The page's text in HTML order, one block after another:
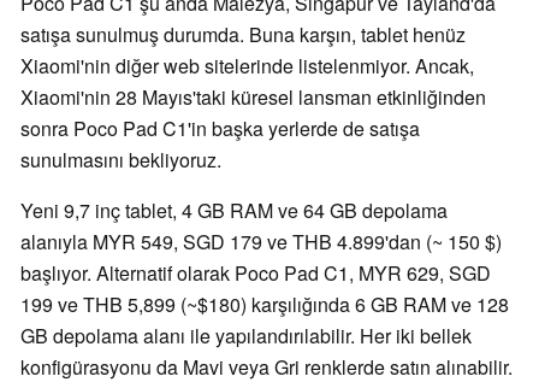
satışa sunulmuş durumda. Buna karşın, tablet henüz
Xiaomi'nin diğer web sitelerinde listelenmiyor. Ancak,
Xiaomi'nin 28 Mayıs'taki küresel lansman etkinliğinden
sonra Poco Pad C1'in başka yerlerde de satışa
sunulmasını bekliyoruz.
Yeni 9,7 inç tablet, 4 GB RAM ve 64 GB depolama
alanıyla MYR 549, SGD 179 ve THB 4.899'dan (~ 150 $)
başlıyor. Alternatif olarak Poco Pad C1, MYR 629, SGD
199 ve THB 5,899 (~$180) karşılığında 6 GB RAM ve 128
GB depolama alanı ile yapılandırılabilir. Her iki bellek
konfigürasyonu da Mavi veya Gri renklerde satın alınabilir.